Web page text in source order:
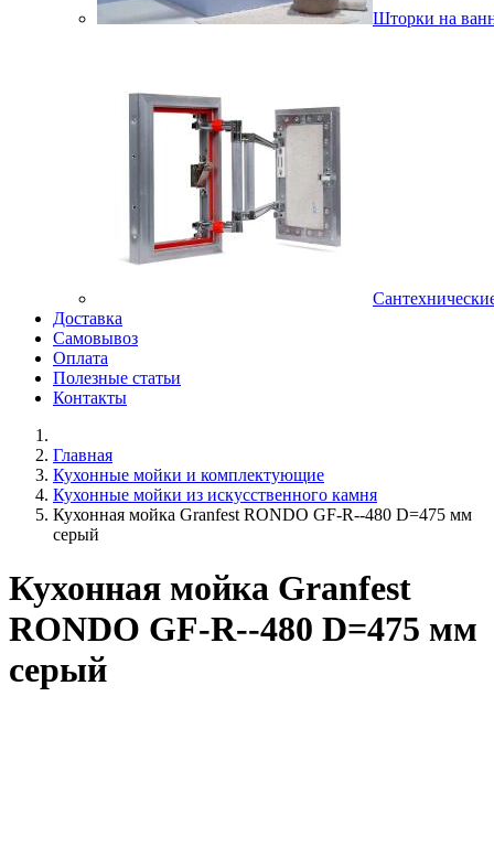
Шторки на
Доставка
Самовывоз
Оплата
Полезные статьи
Контакты
Главная
Кухонные мойки и комплектующие
Кухонные мойки из искусственного камня
Кухонная мойка Granfest RONDO GF-R--480 D=475 мм
серый
Кухонная мойка Granfest
RONDO GF-R--480 D=475 мм
серый